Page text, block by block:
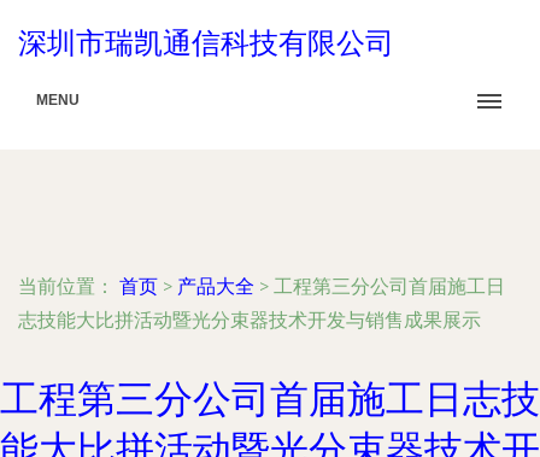
深圳市瑞凯通信科技有限公司
MENU
当前位置： 首页 > 产品大全 > 工程第三分公司首届施工日
志技能大比拼活动暨光分束器技术开发与销售成果展示
工程第三分公司首届施工日志技